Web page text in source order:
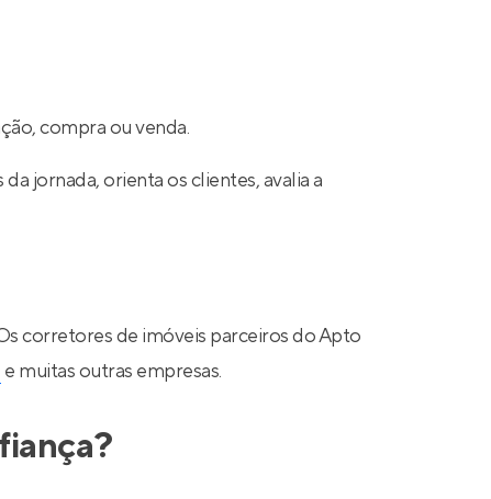
compra ou venda.
jornada, orienta os clientes, avalia a
corretores de imóveis parceiros do Apto
e muitas outras empresas.